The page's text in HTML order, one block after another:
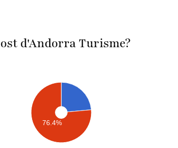
d'Andorra Turisme?
76.4%